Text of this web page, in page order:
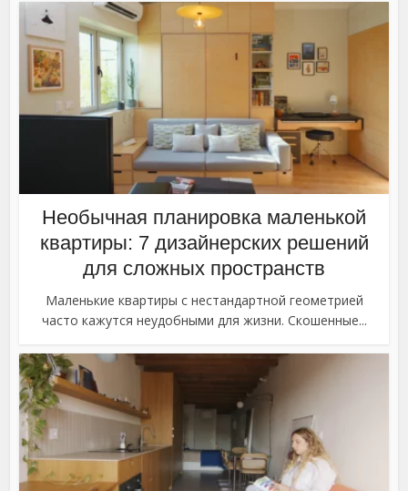
Необычная планировка маленькой
квартиры: 7 дизайнерских решений
для сложных пространств
Маленькие квартиры с нестандартной геометрией
часто кажутся неудобными для жизни. Скошенные...